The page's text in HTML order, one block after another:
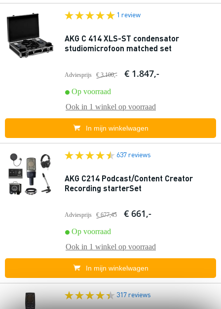
1 review
AKG C 414 XLS-ST condensator
studiomicrofoon matched set
Adviesprijs € 3.100,- € 1.847,-
Op voorraad
Ook in 1 winkel op voorraad
In mijn winkelwagen
637 reviews
AKG C214 Podcast/Content Creator
Recording starterSet
Adviesprijs € 677,45 € 661,-
Op voorraad
Ook in 1 winkel op voorraad
In mijn winkelwagen
317 reviews